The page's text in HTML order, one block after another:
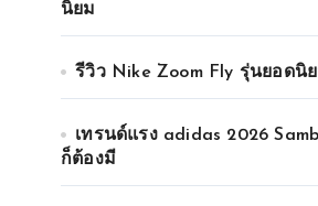
นิยม
รีวิว Nike Zoom Fly รุ่นยอดนิ
เทรนด์แรง adidas 2026
ก็ต้องมี